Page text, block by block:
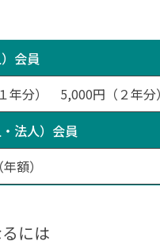
会員
年分） 5,000円（２年分）
法人）会員
額）
には